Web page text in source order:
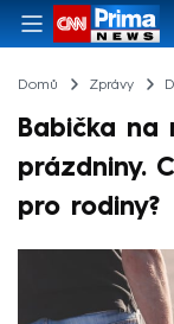
Domů Zprávy
Babička na
prázdniny.
pro rodiny?